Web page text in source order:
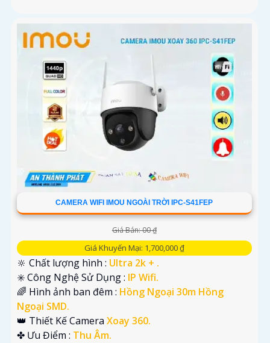
CAMERA WIFI IMOU NGOÀI TRỜI IPC-S41FEP
Giá Bán: 00 ₫
Giá Khuyến Mại: 1,700,000 ₫
🔆 Chất lượng hình : Ultra 2k + .
✳️ Công Nghệ Sử Dụng : IP Wifi.
🌈 Hình ảnh ban đêm : Hồng Ngoại 30m Hồng
Ngoại SMD.
👑 Thiết Kế Camera Xoay 360.
️✤ Ưu Điểm : Thu Âm.